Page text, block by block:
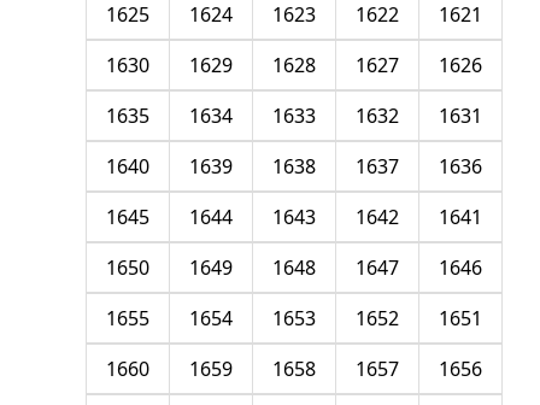
1621
1622
1623
1624
1625
1626
1627
1628
1629
1630
1631
1632
1633
1634
1635
1636
1637
1638
1639
1640
1641
1642
1643
1644
1645
1646
1647
1648
1649
1650
1651
1652
1653
1654
1655
1656
1657
1658
1659
1660